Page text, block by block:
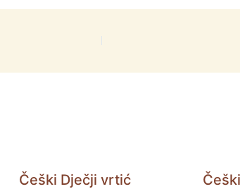
Češki Dječji vrtić